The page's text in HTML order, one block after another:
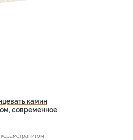
камин
современное